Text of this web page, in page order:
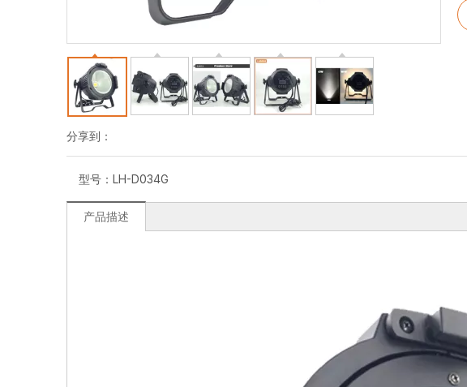
分享到：
型号： LH-D034G
产品描述